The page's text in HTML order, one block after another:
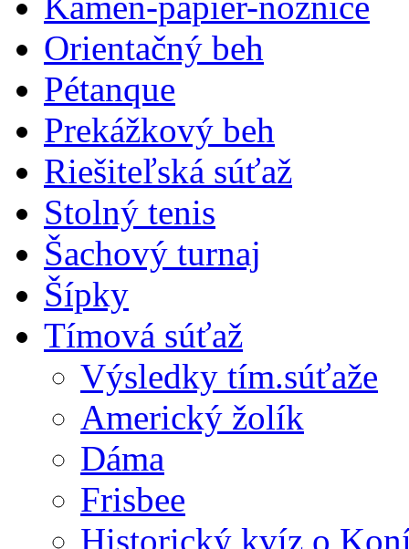
Orientačný beh
Pétanque
Prekážkový beh
Riešiteľská súťaž
Stolný tenis
Šachový turnaj
Šípky
Tímová súťaž
Výsledky tím.súťaže
Americký žolík
Dáma
Frisbee
Historický kvíz o